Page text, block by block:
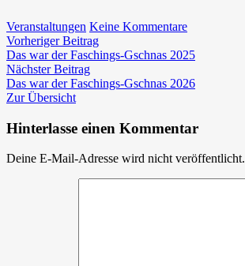
Veranstaltungen Keine Kommentarezu
2025
Danke
Besuch
Beitragsnavigation
Vorheriger BeitragVorheriger
Beitrag:
Das war der Faschings-Gschnas 2025
Nächster BeitragNächster
Beitrag:
Das war der Faschings-Gschnas 2026
Zur Übersicht
Hinterlasse einen Kommentar
Deine E-Mail-Adresse wird nicht veröffentlicht.